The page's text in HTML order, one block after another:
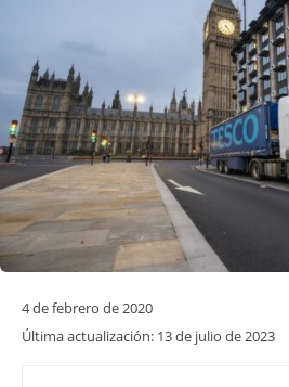
4 de febrero de 2020
Última actualización: 13 de julio de 2023